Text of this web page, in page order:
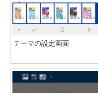
テーマの設定画面